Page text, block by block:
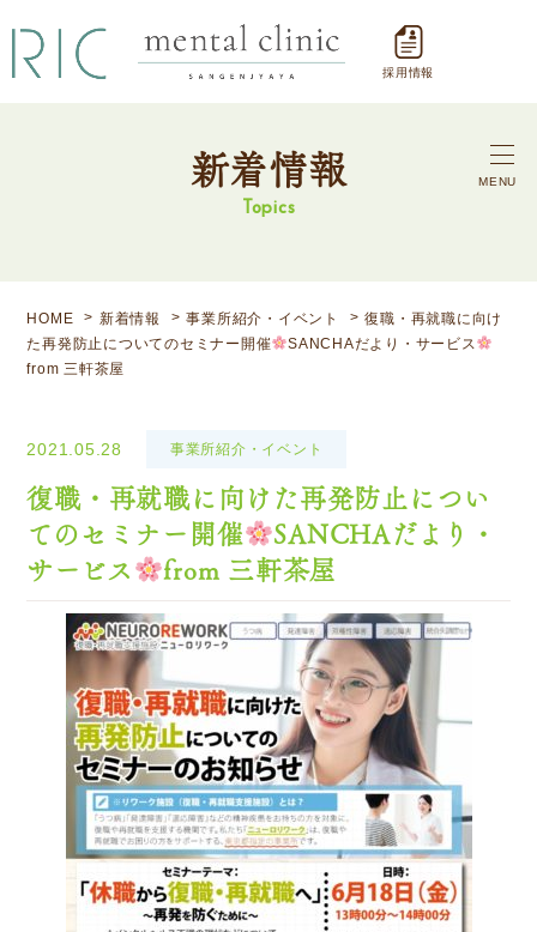
採用情報
MENU
新着情報
Topics
HOME 新着情報 事業所紹介・イベント
復職・再就職に向け
た再発防止についてのセミナー開催
SANCHAだより・サービス
from 三軒茶屋
2021.05.28 事業所紹介・イベント
復職・再就職に向けた再発防止につい
てのセミナー開催
SANCHAだより・
サービス
from 三軒茶屋